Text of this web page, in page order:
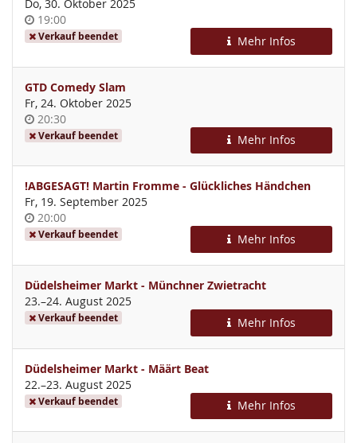
Do, 30. Oktober 2025
Uhrzeit
19:00
Verkauf beendet Mehr Infos
GTD Comedy Slam
Fr, 24. Oktober 2025
Uhrzeit
20:30
Verkauf beendet Mehr Infos
!ABGESAGT! Martin Fromme - Glückliches Händchen
Fr, 19. September 2025
Uhrzeit
20:00
Verkauf beendet Mehr Infos
Düdelsheimer Markt - Münchner Zwietracht
23.–bis
24. August 2025
Verkauf beendet Mehr Infos
Düdelsheimer Markt - Määrt Beat
22.–bis
23. August 2025
Verkauf beendet Mehr Infos